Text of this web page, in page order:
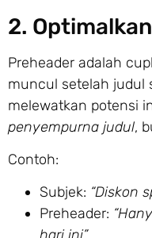
2.
Preheader adalah
muncul setelah judul
melewatkan potensi
penyempurna judul,
Contoh:
Subjek: “Diskon
Preheader: